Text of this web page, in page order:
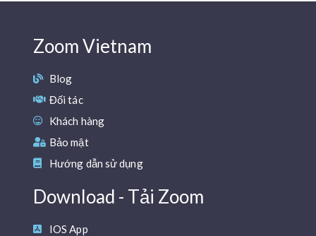
Zoom Vietnam
Blog
Đối tác
Khách hàng
Bảo mật
Hướng dẫn sử dụng
Download - Tải Zoom
IOS App